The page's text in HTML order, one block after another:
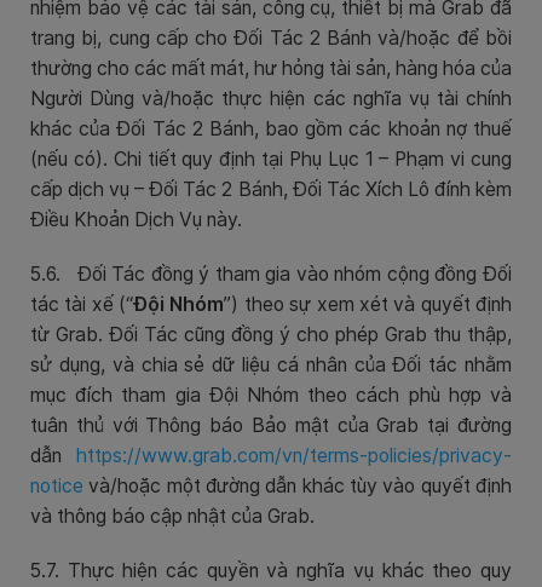
nhiệm bảo vệ các tài sản, công cụ, thiết bị mà Grab đã
trang bị, cung cấp cho Đối Tác 2 Bánh và/hoặc để bồi
thường cho các mất mát, hư hỏng tài sản, hàng hóa của
Người Dùng và/hoặc thực hiện các nghĩa vụ tài chính
khác của Đối Tác 2 Bánh, bao gồm các khoản nợ thuế
(nếu có). Chi tiết quy định tại Phụ Lục 1 – Phạm vi cung
cấp dịch vụ – Đối Tác 2 Bánh, Đối Tác Xích Lô đính kèm
Điều Khoản Dịch Vụ này.
5.6. Đối Tác đồng ý tham gia vào nhóm cộng đồng Đối
tác tài xế (“Đội Nhóm”) theo sự xem xét và quyết định
từ Grab. Đối Tác cũng đồng ý cho phép Grab thu thập,
sử dụng, và chia sẻ dữ liệu cá nhân của Đối tác nhằm
mục đích tham gia Đội Nhóm theo cách phù hợp và
tuân thủ với Thông báo Bảo mật của Grab tại đường
dẫn https://www.grab.com/vn/terms-policies/privacy-
notice và/hoặc một đường dẫn khác tùy vào quyết định
và thông báo cập nhật của Grab.
5.7. Thực hiện các quyền và nghĩa vụ khác theo quy